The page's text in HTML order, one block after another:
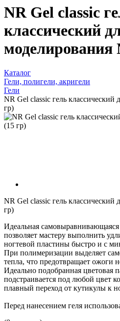
NR Gel classic
классический
Каталог
Гели, полигели, акригели
Гели
NR Gel classic гель
гр)
NR Gel classic гель
гр)
Идеальная самовыравнивающаяся
позволяет мастеру выполнить
ногтевой пластины быстро и с
При полимеризации выделяет
тепла, что предотвращает ожоги
Идеально подобранная цветовая
подстраивается под любой цвет
плавный переход от кутикулы к
Перед нанесением геля